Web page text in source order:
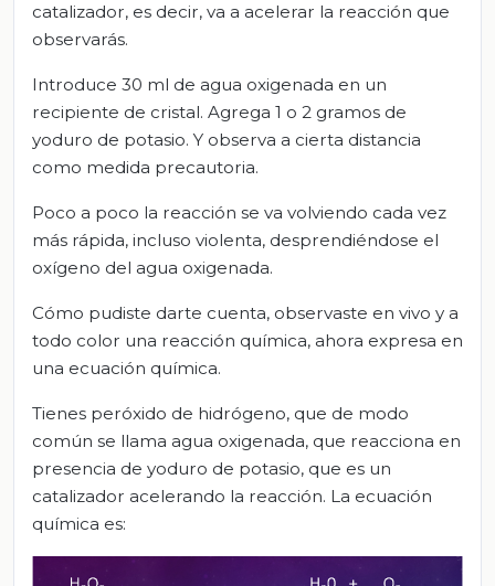
catalizador, es decir, va a acelerar la reacción que
observarás.
Introduce 30 ml de agua oxigenada en un
recipiente de cristal. Agrega 1 o 2 gramos de
yoduro de potasio. Y observa a cierta distancia
como medida precautoria.
Poco a poco la reacción se va volviendo cada vez
más rápida, incluso violenta, desprendiéndose el
oxígeno del agua oxigenada.
Cómo pudiste darte cuenta, observaste en vivo y a
todo color una reacción química, ahora expresa en
una ecuación química.
Tienes peróxido de hidrógeno, que de modo
común se llama agua oxigenada, que reacciona en
presencia de yoduro de potasio, que es un
catalizador acelerando la reacción. La ecuación
química es: